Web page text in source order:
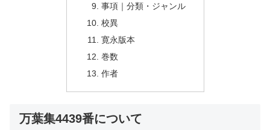
事項｜分類・ジャンル
校異
寛永版本
巻数
作者
万葉集4439番について